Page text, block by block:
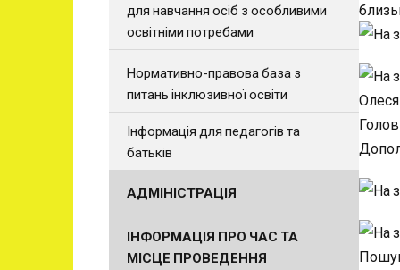
для навчання осіб з особливими
освітніми потребами
Нормативно-правова база з
питань інклюзивної освіти
Інформація для педагогів та
батьків
АДМІНІСТРАЦІЯ
ІНФОРМАЦІЯ ПРО ЧАС ТА
МІСЦЕ ПРОВЕДЕННЯ